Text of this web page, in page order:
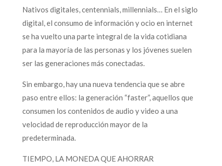
Nativos digitales, centennials, millennials… En el siglo
digital, el consumo de información y ocio en internet
se ha vuelto una parte integral de la vida cotidiana
para la mayoría de las personas y los jóvenes suelen
ser las generaciones más conectadas.
Sin embargo, hay una nueva tendencia que se abre
paso entre ellos: la generación “faster”, aquellos que
consumen los contenidos de audio y video a una
velocidad de reproducción mayor de la
predeterminada.
TIEMPO, LA MONEDA QUE AHORRAR